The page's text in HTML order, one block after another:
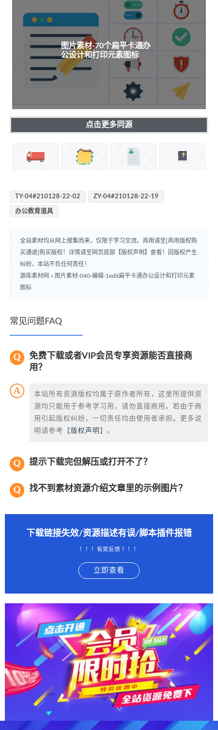
图片素材-70个扁平卡通办
公设计和打印元素图标
点击更多同源
TY-04#210128-22-02 ZY-04#210128-22-19
办公教育道具
全站素材均从网上搜集而来，仅限于学习交流。商用请至[商用版权购
买通道]购买版权！详情请至网页底部【版权声明】查看！因版权产生
纠纷，本站不负任何责任！
源库素材网 » 图片素材-040-编辑-1edit扁平卡通办公设计和打印元素
图标
常见问题FAQ
免费下载或者VIP会员专享资源能否直接商
用？
本站所有资源版权均属于原作者所有，这里所提供资
源均只能用于参考学习用，请勿直接商用。若由于商
用引起版权纠纷，一切责任均由使用者承担。更多说
明请参考【 版权声明 】。
提示下载完但解压或打开不了？
找不到素材资源介绍文章里的示例图片？
下载链接失效/资源描述有误/脚本插件报错
！！！有奖反馈 ！！！
立即查看